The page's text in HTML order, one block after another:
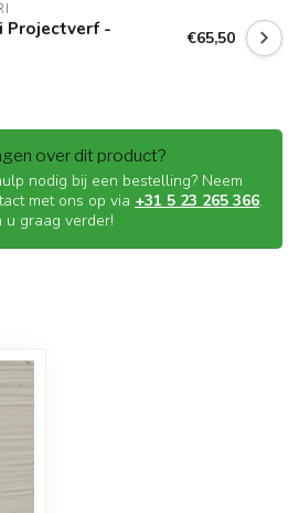
Projectverf - €65,50
over dit product?
nodig bij een bestelling? Neem
met ons op via +31 5 23 265 366.
u graag verder!